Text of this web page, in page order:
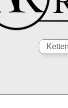
Ketten